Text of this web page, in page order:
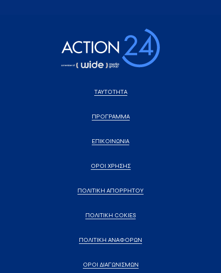
ΤΑΥΤΟΤΗΤΑ
ΠΡΟΓΡΑΜΜΑ
ΕΠΙΚΟΙΝΩΝΙΑ
ΟΡΟΙ ΧΡΗΣΗΣ
ΠΟΛΙΤΙΚΗ ΑΠΟΡΡΗΤΟΥ
ΠΟΛΙΤΙΚΗ COKIES
ΠΟΛΙΤΙΚΗ ΑΝΑΦΟΡΩΝ
ΟΡΟΙ ΔΙΑΓΩΝΙΣΜΩΝ